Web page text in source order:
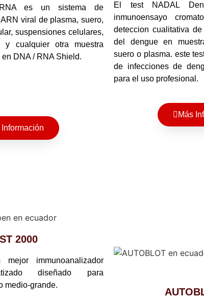
es un sistema de
viral de plasma, suero,
suspensiones celulares,
y cualquier otra muestra
DNA / RNA Shield.
Información
El test NADAL
inmunoensayo
deteccion cualitativa
del dengue en
suero o plasma. este
de infecciones de
para el uso profesional.
Más
2000
immunoanalizador
diseñado para
medio-grande.